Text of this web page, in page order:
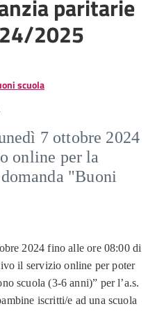
paritarie
2025
scuola
7 ottobre 2024
online per la
"Buoni
2024 fino alle ore 08:00 di
il servizio online per poter
scuola (3-6 anni)” per l’a.s.
iscritti/e ad una scuola